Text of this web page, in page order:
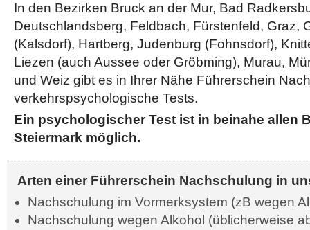
In den Bezirken Bruck an der Mur, Bad
Deutschlandsberg, Feldbach, Fürstenfeld, Graz,
(Kalsdorf), Hartberg, Judenburg (Fohnsdorf),
Liezen (auch Aussee oder Gröbming), Murau,
und Weiz gibt es in Ihrer Nähe Führerschein
verkehrspsychologische Tests.
Ein psychologischer Test ist in beinahe allen
Steiermark möglich.
Arten einer Führerschein Nachschulung in
Nachschulung im Vormerksystem (zB wegen
Nachschulung wegen Alkohol (üblicherweise